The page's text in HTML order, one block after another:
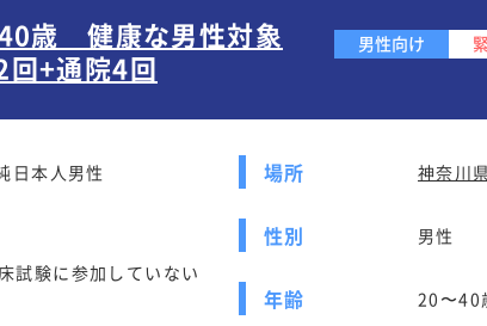
男性向け
歳 健康な男性対象
+通院4回
日本人男性
試験に参加していない
場所 神奈川
性別 男性
年齢 20〜40